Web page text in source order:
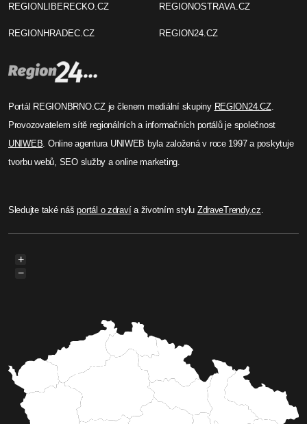
REGIONLIBERECKO.CZ
REGIONHRADEC.CZ
REGIONOSTRAVA.CZ
REGION24.CZ
Portál REGIONBRNO.CZ je členem mediální skupiny REGION24.CZ.
Provozovatelem sítě regionálních a informačních portálů je společnost
UNIWEB . Online agentura UNIWEB byla založená v roce 1997 a poskytuje
tvorbu webů, SEO služby a online marketing.
Sledujte také nášportál o zdravía životním stylu ZdraveTrendy.cz
+
−